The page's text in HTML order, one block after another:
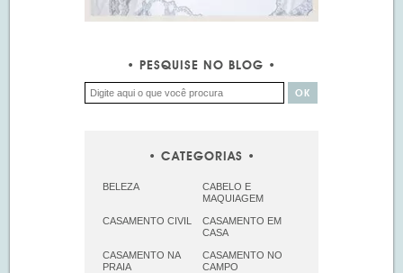
PESQUISE NO BLOG
CATEGORIAS
BELEZA
CABELO E
MAQUIAGEM
CASAMENTO CIVIL
CASAMENTO EM
CASA
CASAMENTO NA
PRAIA
CASAMENTO NO
CAMPO